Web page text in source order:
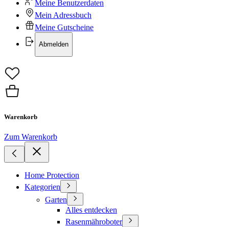
Meine Benutzerdaten
Mein Adressbuch
Meine Gutscheine
Abmelden
Warenkorb
Zum Warenkorb
Home Protection
Kategorien
Garten
Alles entdecken
Rasenmähroboter